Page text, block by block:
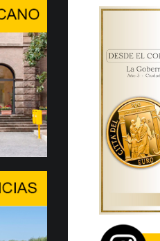
conversación de
A LA PERSONA
INTELIGENCIA
Center Stage del Palexpo, el
de julio...
del Papa en el Foro
UN MOMENTO DECISIVO
asegura la presencia de la
diálogo, especialmente en este